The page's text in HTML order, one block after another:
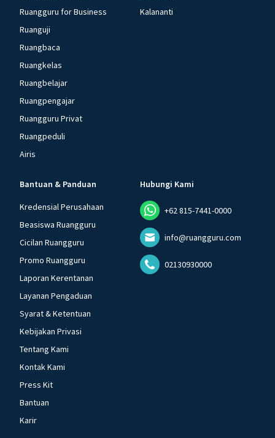
Ruangguru for Business
Ruanguji
Ruangbaca
Ruangkelas
Ruangbelajar
Ruangpengajar
Ruangguru Privat
Ruangpeduli
Airis
Kalananti
Bantuan & Panduan
Kredensial Perusahaan
Beasiswa Ruangguru
Cicilan Ruangguru
Promo Ruangguru
Laporan Kerentanan
Layanan Pengaduan
Syarat & Ketentuan
Kebijakan Privasi
Tentang Kami
Kontak Kami
Press Kit
Bantuan
Karir
Hubungi Kami
+62 815-7441-0000
info@ruangguru.com
02130930000